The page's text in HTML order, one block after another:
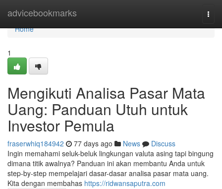
advicebookmarks
Home
Home
1
Mengikuti Analisa Pasar Mata
Uang: Panduan Utuh untuk
Investor Pemula
fraserwhiq184942 77 days ago News
Discuss
Ingin memahami seluk-beluk lingkungan valuta asing tapi bingung
dimana titik awalnya? Panduan ini akan membantu Anda untuk
step-by-step mempelajari dasar-dasar analisa pasar mata uang.
Kita dengan membahas https://ridwansaputra.com